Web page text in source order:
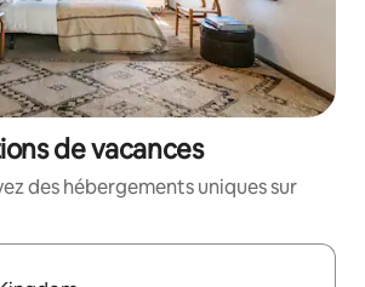
de vacances
des hébergements uniques sur